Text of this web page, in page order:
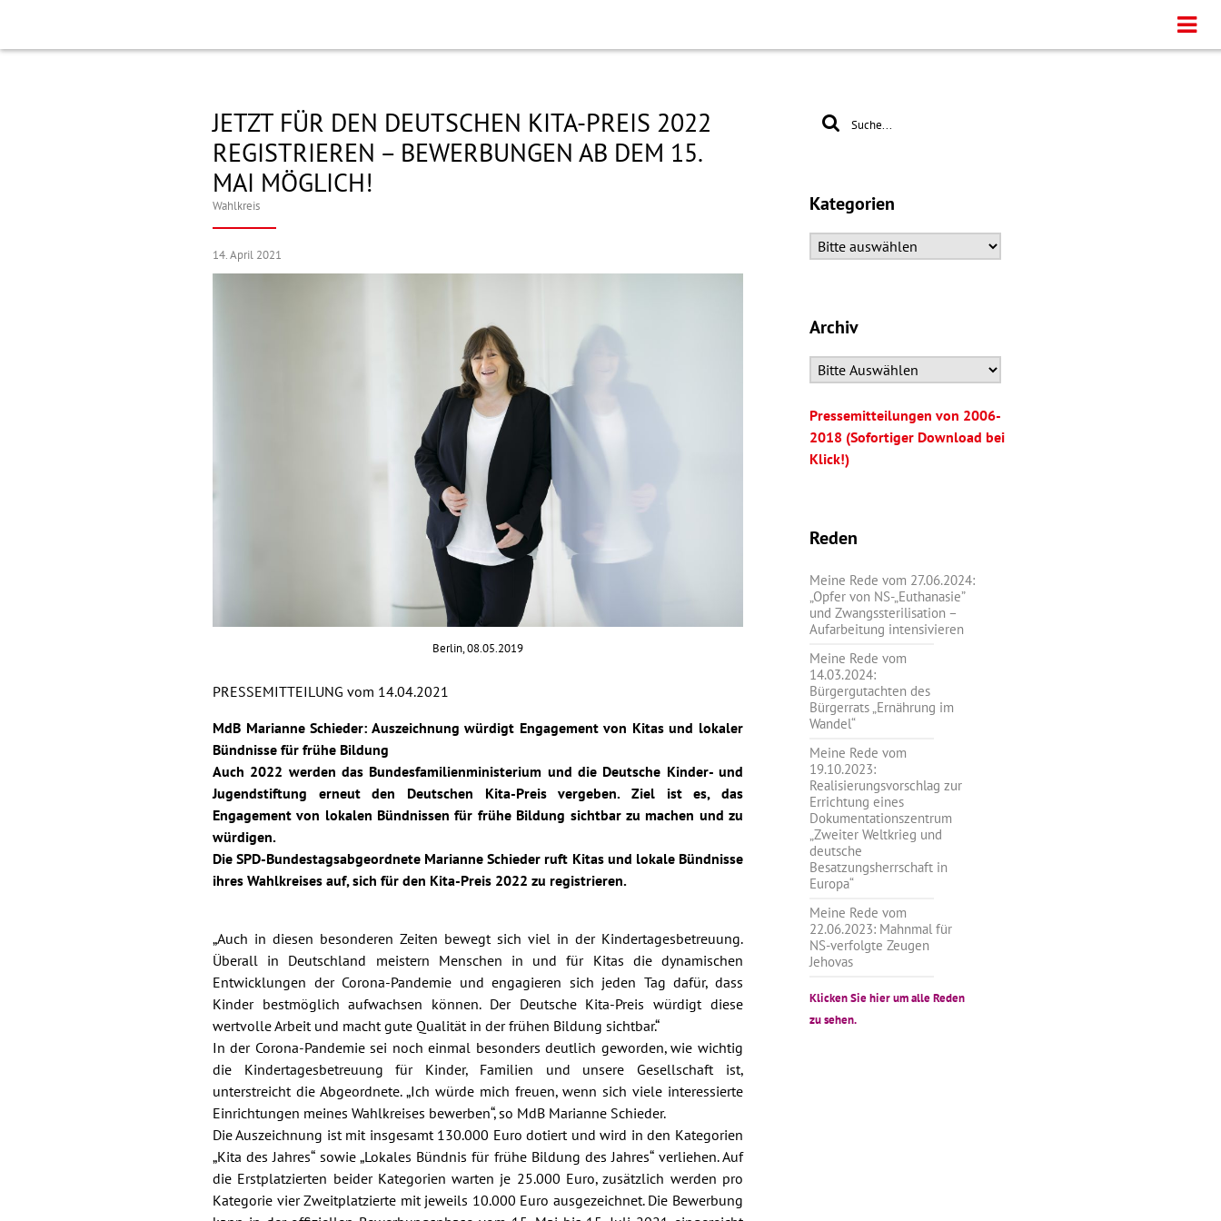
JETZT FÜR DEN DEUTSCHEN KITA-PREIS 2022
REGISTRIEREN – BEWERBUNGEN AB DEM 15.
MAI MÖGLICH!
Wahlkreis
14. April 2021
Berlin, 08.05.2019
PRESSEMITTEILUNG vom 14.04.2021
MdB Marianne Schieder: Auszeichnung würdigt Engagement von Kitas und lokaler
Bündnisse für frühe Bildung
Auch 2022 werden das Bundesfamilienministerium und die Deutsche Kinder- und
Jugendstiftung erneut den Deutschen Kita-Preis vergeben. Ziel ist es, das
Engagement von lokalen Bündnissen für frühe Bildung sichtbar zu machen und zu
würdigen.
Die SPD-Bundestagsabgeordnete Marianne Schieder ruft Kitas und lokale Bündnisse
ihres Wahlkreises auf, sich für den Kita-Preis 2022 zu registrieren.
„Auch in diesen besonderen Zeiten bewegt sich viel in der Kindertagesbetreuung.
Überall in Deutschland meistern Menschen in und für Kitas die dynamischen
Entwicklungen der Corona-Pandemie und engagieren sich jeden Tag dafür, dass
Kinder bestmöglich aufwachsen können. Der Deutsche Kita-Preis würdigt diese
wertvolle Arbeit und macht gute Qualität in der frühen Bildung sichtbar.“
In der Corona-Pandemie sei noch einmal besonders deutlich geworden, wie wichtig
die Kindertagesbetreuung für Kinder, Familien und unsere Gesellschaft ist,
unterstreicht die Abgeordnete. „Ich würde mich freuen, wenn sich viele interessierte
Einrichtungen meines Wahlkreises bewerben“, so MdB Marianne Schieder.
Die Auszeichnung ist mit insgesamt 130.000 Euro dotiert und wird in den Kategorien
„Kita des Jahres“ sowie „Lokales Bündnis für frühe Bildung des Jahres“ verliehen. Auf
die Erstplatzierten beider Kategorien warten je 25.000 Euro, zusätzlich werden pro
Kategorie vier Zweitplatzierte mit jeweils 10.000 Euro ausgezeichnet. Die Bewerbung
Kategorien
Archiv
Pressemitteilungen von 2006-
2018 (Sofortiger Download bei
Klick!)
Reden
Meine Rede vom 27.06.2024:
„Opfer von NS-„Euthanasie”
und Zwangssterilisation –
Aufarbeitung intensivieren
Meine Rede vom
14.03.2024:
Bürgergutachten des
Bürgerrats „Ernährung im
Wandel“
Meine Rede vom
19.10.2023:
Realisierungsvorschlag zur
Errichtung eines
Dokumentationszentrum
„Zweiter Weltkrieg und
deutsche
Besatzungsherrschaft in
Europa“
Meine Rede vom
22.06.2023: Mahnmal für
NS-verfolgte Zeugen
Jehovas
Klicken Sie hier um alle Reden
zu sehen.